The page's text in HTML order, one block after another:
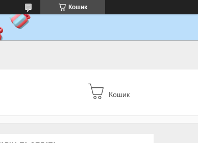
Кошик
Кошик